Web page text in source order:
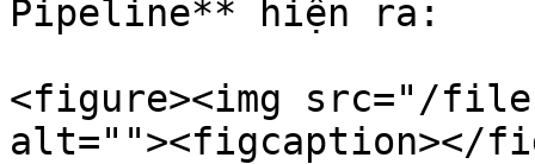
Pipeline** hiện ra:
<figure><img src="/files/
alt=""><figcaption></